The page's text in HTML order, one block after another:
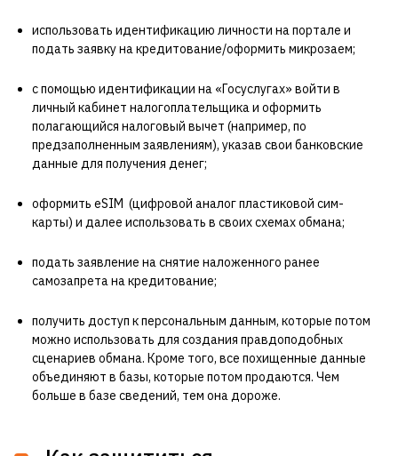
использовать идентификацию личности на портале и
подать заявку на кредитование/оформить микрозаем;
с помощью идентификации на «Госуслугах» войти в
личный кабинет налогоплательщика и оформить
полагающийся налоговый вычет (например, по
предзаполненным заявлениям), указав свои банковские
данные для получения денег;
оформить eSIM (цифровой аналог пластиковой сим-
карты) и далее использовать в своих схемах обмана;
подать заявление на снятие наложенного ранее
самозапрета на кредитование;
получить доступ к персональным данным, которые потом
можно использовать для создания правдоподобных
сценариев обмана. Кроме того, все похищенные данные
объединяют в базы, которые потом продаются. Чем
больше в базе сведений, тем она дороже.